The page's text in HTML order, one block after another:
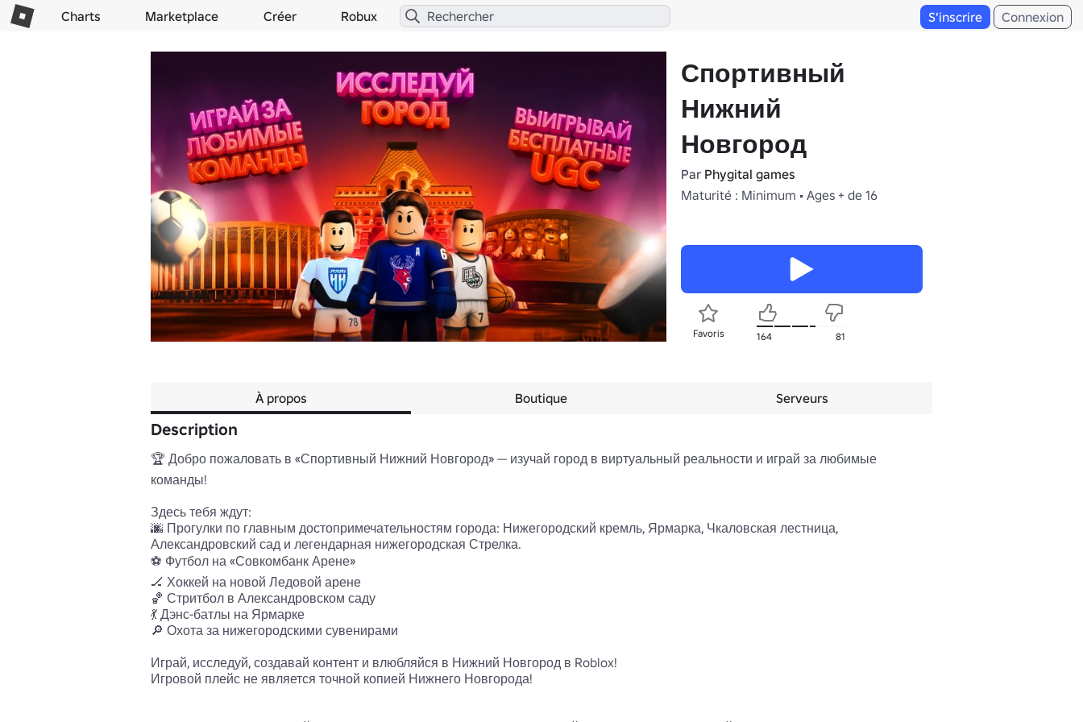
Charts Marketplace Créer Robux S'inscrire Connexion
Спортивный
Нижний
Новгород
Par Phygital games
Maturité : Minimum • Ages + de 16
Favoris 164 81
À propos Boutique Serveurs
Description
🏆 Добро пожаловать в «Спортивный Нижний Новгород» — изучай город в виртуальный реальности и играй за любимые
команды!
Здесь тебя ждут:
🌆 Прогулки по главным достопримечательностям города: Нижегородский кремль, Ярмарка, Чкаловская лестница,
Александровский сад и легендарная нижегородская Стрелка.
⚽️ Футбол на «Совкомбанк Арене»
🏒 Хоккей на новой Ледовой арене
🏀 Стритбол в Александровском саду
💃 Дэнс-батлы на Ярмарке
🔎 Охота за нижегородскими сувенирами
Играй, исследуй, создавай контент и влюбляйся в Нижний Новгород в Roblox!
Игровой плейс не является точной копией Нижнего Новгорода!